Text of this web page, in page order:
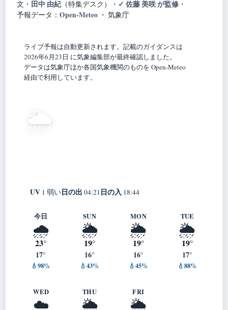
文・ 田中 由紀（特集デスク） ・ 佐藤 美咲 が監修 ・
予報データ： Open-Meteo ・ 気象庁
ライブ予報は自動更新されます。記載のガイダンスは
2026年6月23日 に気象編集部が最終確認しました。
データは気象庁ほか各国気象機関のものを Open-Meteo
経由で利用しています。
🌦️
UV 1 弱い日の出 04:21 日の入 18:44
今日
🌧️
23°
17°
💧98%
SUN
🌦️
19°
16°
💧43%
MON
🌦️
19°
16°
💧45%
TUE
🌦️
19°
17°
💧88%
WED
☁️
THU
🌦️
FRI
🌦️